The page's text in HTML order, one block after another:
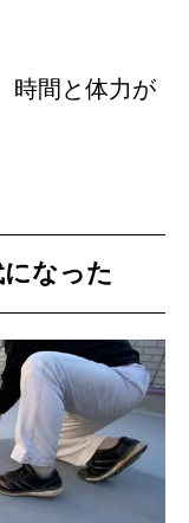
時間と体力が
なった